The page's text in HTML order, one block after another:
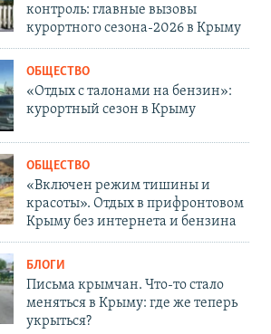
контроль: главные вызовы
курортного сезона-2026 в Крыму
ОБЩЕСТВО
«Отдых с талонами на бензин»:
курортный сезон в Крыму
ОБЩЕСТВО
«Включен режим тишины и
красоты». Отдых в прифронтовом
Крыму без интернета и бензина
БЛОГИ
Письма крымчан. Что-то стало
меняться в Крыму: где же теперь
укрыться?